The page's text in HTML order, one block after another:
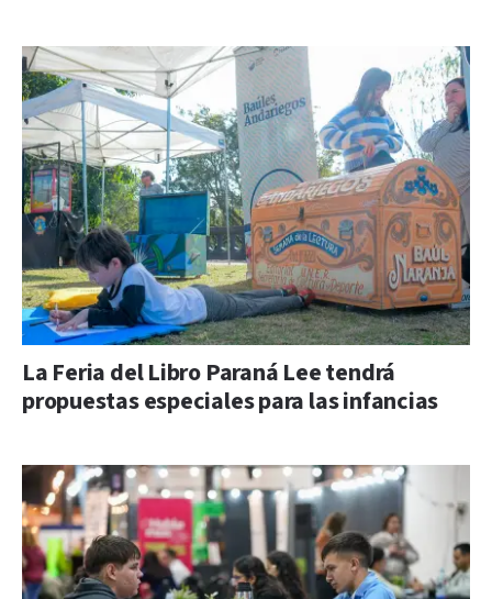
La Feria del Libro Paraná Lee tendrá
propuestas especiales para las infancias